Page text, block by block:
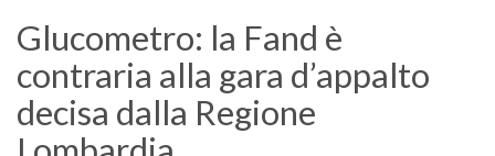
Glucometro: la Fand è
contraria alla gara d’appalto
decisa dalla Regione